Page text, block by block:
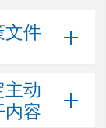
文件
主动
内容